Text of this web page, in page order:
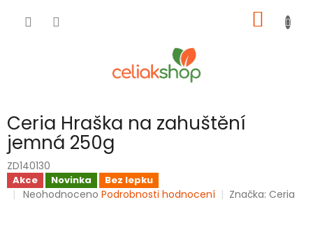
KOŠÍK
Ceria Hraška na zahuštění
jemná 250g
ZD140130
Akce Novinka Bez lepku
Průměrné
Neohodnoceno Podrobnosti hodnocení Značka: Ceria